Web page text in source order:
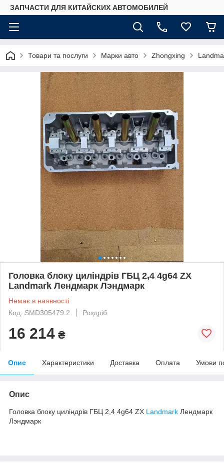
ЗАПЧАСТИ ДЛЯ КИТАЙСКИХ АВТОМОБИЛЕЙ
Товари та послуги Марки авто Zhongxing
Головка блоку циліндрів ГБЦ 2,4 4g64 ZX
Landmark Лендмарк Лэндмарк
Немає в наявності
Код: SMD305479.2
Роздріб
16 214 ₴
Опис Характеристики Доставка Оплата Умови
Опис
Головка блоку циліндрів ГБЦ 2,4 4g64 ZX Landmark Лендмарк
Лэндмарк